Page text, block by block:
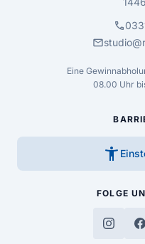
call
mail
Eine
08.00 Uhr
accessibility_new
FOLGE